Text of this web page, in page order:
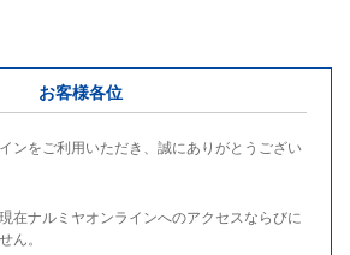
お客様各位
ンをご利用いただき、誠にありがとうござい
在ナルミヤオンラインへのアクセスならびに
ん。